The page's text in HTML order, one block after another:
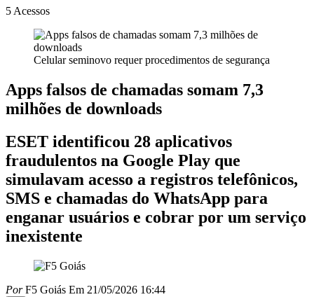
5 Acessos
Celular seminovo requer procedimentos de segurança
Apps falsos de chamadas somam 7,3
milhões de downloads
ESET identificou 28 aplicativos
fraudulentos na Google Play que
simulavam acesso a registros telefônicos,
SMS e chamadas do WhatsApp para
enganar usuários e cobrar por um serviço
inexistente
PorF5 Goiás Em 21/05/2026 16:44